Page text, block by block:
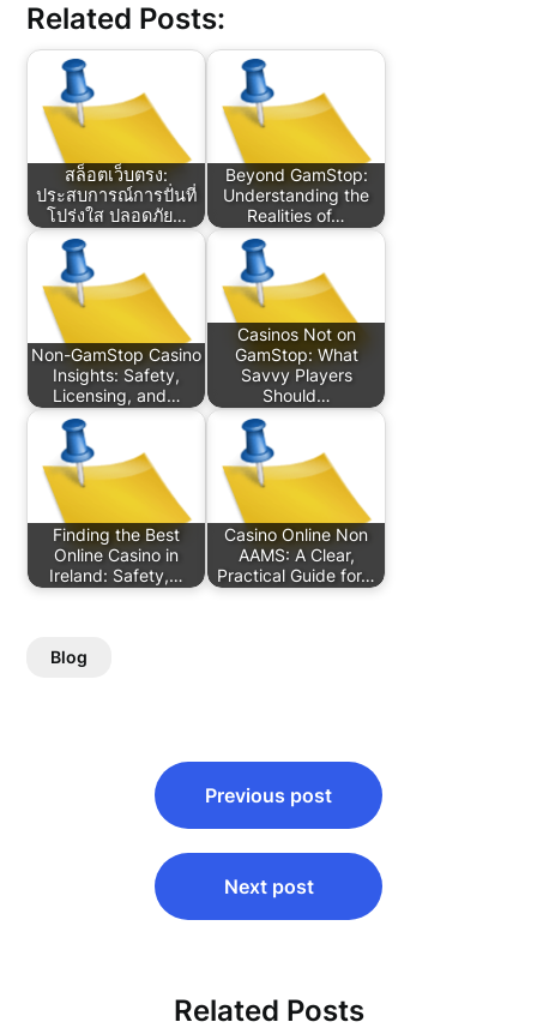
Related Posts:
สล็อตเว็บตรง:
ประสบการณ์การปั่นที่
โปร่งใส ปลอดภัย…
Beyond GamStop:
Understanding the
Realities of…
Non-GamStop Casino
Insights: Safety,
Licensing, and…
Casinos Not on
GamStop: What
Savvy Players
Should…
Finding the Best
Online Casino in
Ireland: Safety,…
Casino Online Non
AAMS: A Clear,
Practical Guide for…
Blog
navigation
Previous post
Next post
Related Posts